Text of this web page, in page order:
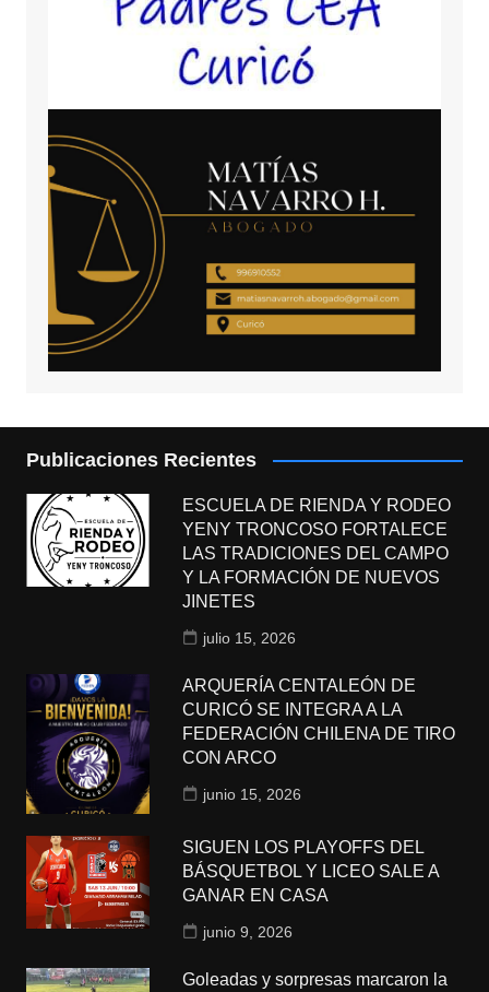
Publicaciones Recientes
ESCUELA DE RIENDA Y RODEO
YENY TRONCOSO FORTALECE
LAS TRADICIONES DEL CAMPO
Y LA FORMACIÓN DE NUEVOS
JINETES
julio 15, 2026
ARQUERÍA CENTALEÓN DE
CURICÓ SE INTEGRA A LA
FEDERACIÓN CHILENA DE TIRO
CON ARCO
junio 15, 2026
SIGUEN LOS PLAYOFFS DEL
BÁSQUETBOL Y LICEO SALE A
GANAR EN CASA
junio 9, 2026
Goleadas y sorpresas marcaron la